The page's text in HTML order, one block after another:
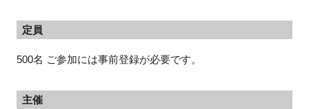
定員
500名 ご参加には事前登録が必要です。
主催